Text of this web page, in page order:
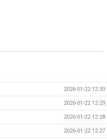
2026-01-22 12:30
2026-01-22 12:29
2026-01-22 12:28
2026-01-22 12:27